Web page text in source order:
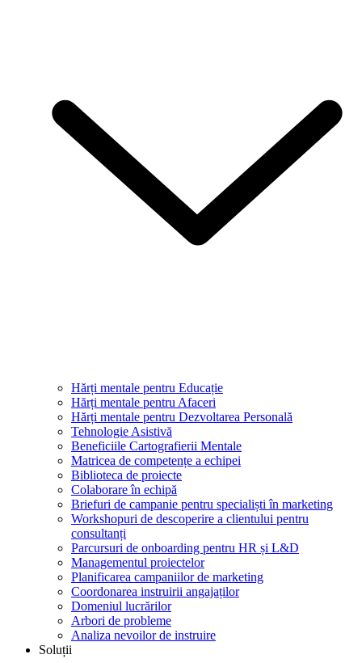
Hărți mentale pentru Educație
Hărți mentale pentru Afaceri
Hărți mentale pentru Dezvoltarea Personală
Tehnologie Asistivă
Beneficiile Cartografierii Mentale
Matricea de competențe a echipei
Biblioteca de proiecte
Colaborare în echipă
Briefuri de campanie pentru specialiști în marketing
Workshopuri de descoperire a clientului pentru
consultanți
Parcursuri de onboarding pentru HR și L&D
Managementul proiectelor
Planificarea campaniilor de marketing
Coordonarea instruirii angajaților
Domeniul lucrărilor
Arbori de probleme
Analiza nevoilor de instruire
Soluții